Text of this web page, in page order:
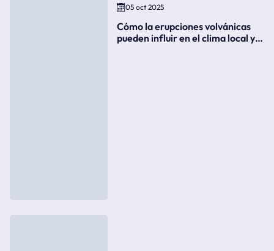
05 oct 2025
Cómo la erupciones volvánicas
pueden influir en el clima local y